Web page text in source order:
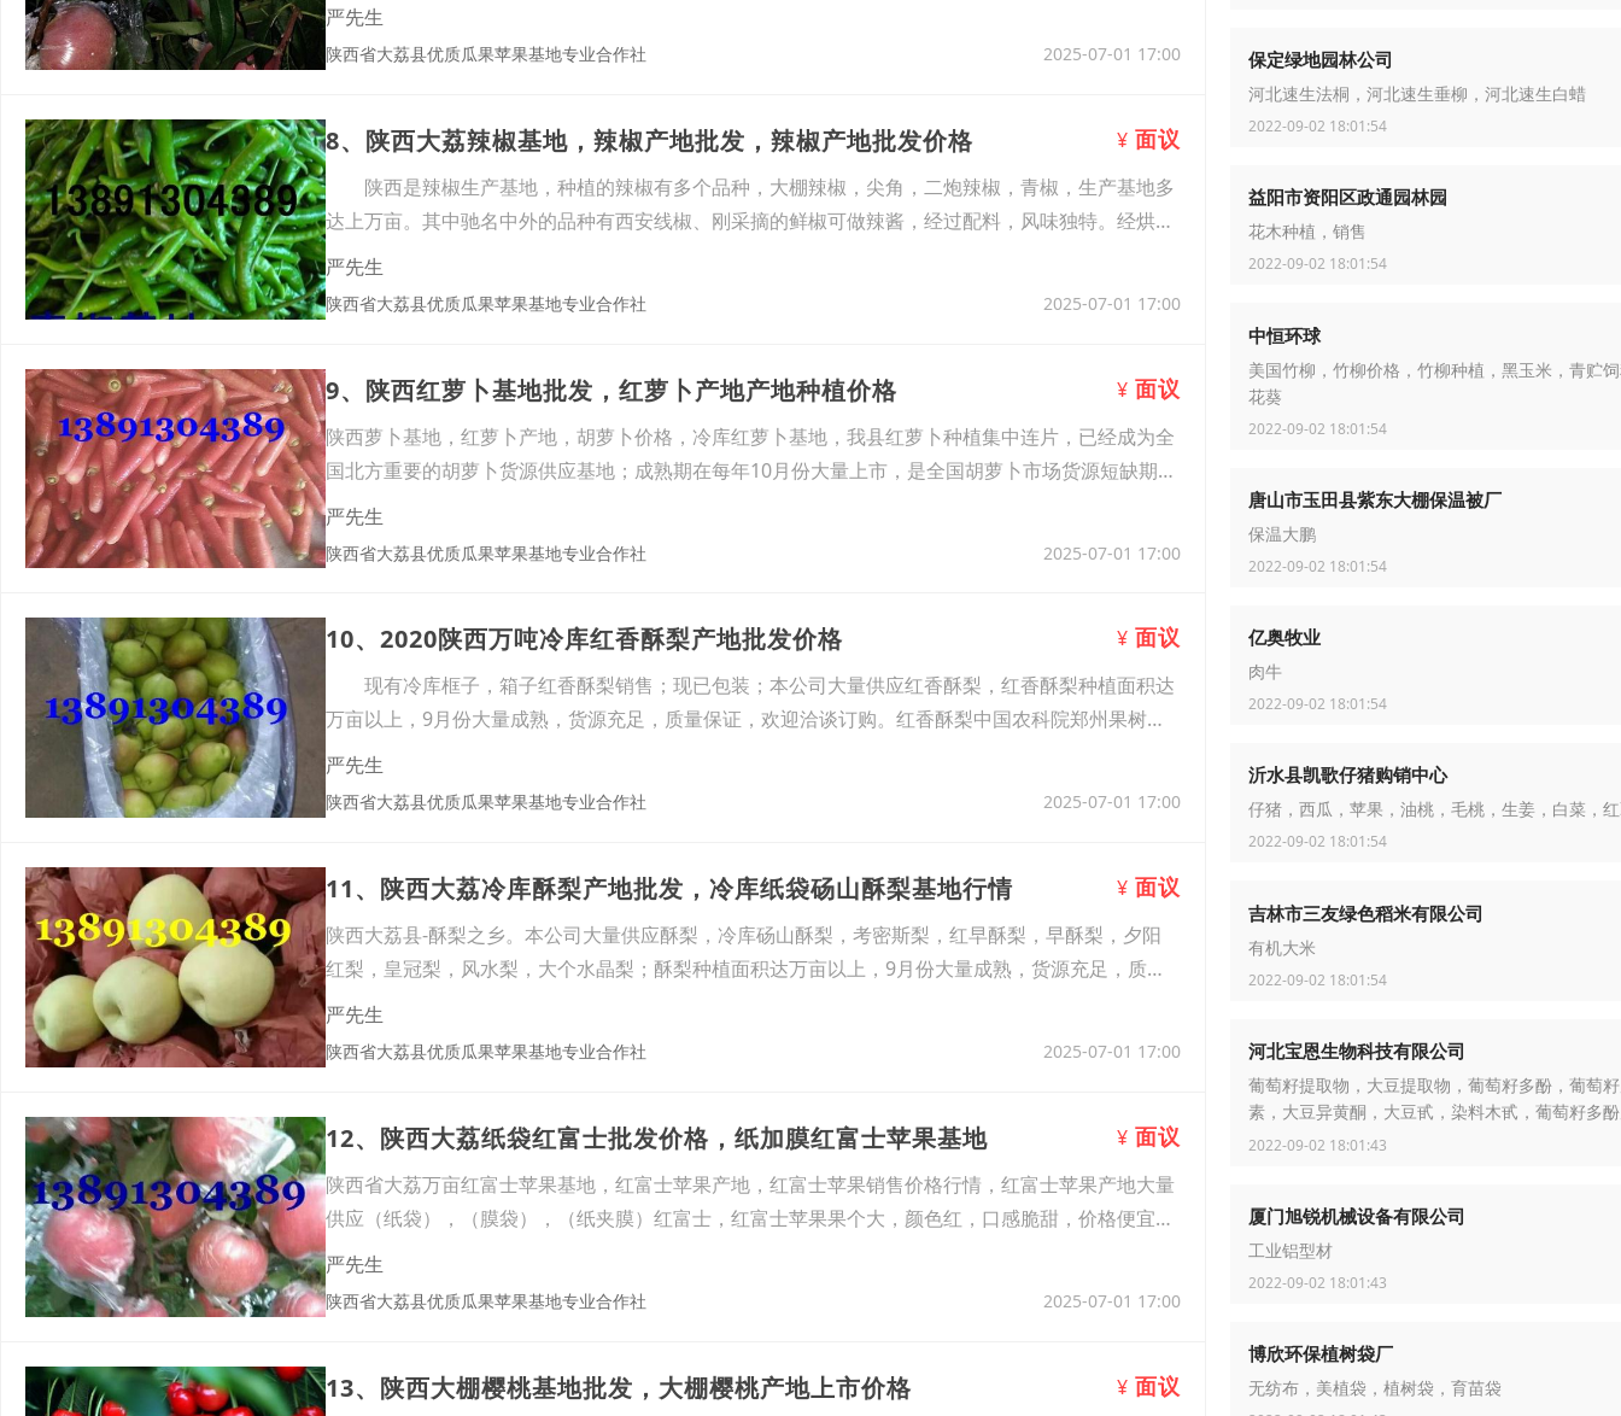
严先生
陕西省大荔县优质瓜果苹果基地专业合作社 2025-07-01 17:00
8、陕西大荔辣椒基地，辣椒产地批发，辣椒产地批发价格 ¥ 面议
陕西是辣椒生产基地，种植的辣椒有多个品种，大棚辣椒，尖角，二炮辣椒，青椒，生产基地多
达上万亩。其中驰名中外的品种有西安线椒、刚采摘的鲜椒可做辣酱，经过配料，风味独特。经烘烤
的辣
严先生
陕西省大荔县优质瓜果苹果基地专业合作社 2025-07-01 17:00
9、陕西红萝卜基地批发，红萝卜产地产地种植价格 ¥ 面议
陕西萝卜基地，红萝卜产地，胡萝卜价格，冷库红萝卜基地，我县红萝卜种植集中连片，已经成为全
国北方重要的胡萝卜货源供应基地；成熟期在每年10月份大量上市，是全国胡萝卜市场货源短缺期。
产
严先生
陕西省大荔县优质瓜果苹果基地专业合作社 2025-07-01 17:00
10、2020陕西万吨冷库红香酥梨产地批发价格 ¥ 面议
现有冷库框子，箱子红香酥梨销售；现已包装；本公司大量供应红香酥梨，红香酥梨种植面积达
万亩以上，9月份大量成熟，货源充足，质量保证，欢迎洽谈订购。红香酥梨中国农科院郑州果树所
以库
严先生
陕西省大荔县优质瓜果苹果基地专业合作社 2025-07-01 17:00
11、陕西大荔冷库酥梨产地批发，冷库纸袋砀山酥梨基地行情 ¥ 面议
陕西大荔县-酥梨之乡。本公司大量供应酥梨，冷库砀山酥梨，考密斯梨，红早酥梨，早酥梨，夕阳
红梨，皇冠梨，风水梨，大个水晶梨；酥梨种植面积达万亩以上，9月份大量成熟，货源充足，质量
保证
严先生
陕西省大荔县优质瓜果苹果基地专业合作社 2025-07-01 17:00
12、陕西大荔纸袋红富士批发价格，纸加膜红富士苹果基地 ¥ 面议
陕西省大荔万亩红富士苹果基地，红富士苹果产地，红富士苹果销售价格行情，红富士苹果产地大量
供应（纸袋），（膜袋），（纸夹膜）红富士，红富士苹果果个大，颜色红，口感脆甜，价格便宜，
质量
严先生
陕西省大荔县优质瓜果苹果基地专业合作社 2025-07-01 17:00
13、陕西大棚樱桃基地批发，大棚樱桃产地上市价格 ¥ 面议
保定绿地园林公司
河北速生法桐，河北速生垂柳，河北速生白蜡
2022-09-02 18:01:54
益阳市资阳区政通园林园
花木种植，销售
2022-09-02 18:01:54
中恒环球
美国竹柳，竹柳价格，竹柳种植，黑玉米，青贮
花葵
2022-09-02 18:01:54
唐山市玉田县紫东大棚保温被厂
保温大鹏
2022-09-02 18:01:54
亿奥牧业
肉牛
2022-09-02 18:01:54
沂水县凯歌仔猪购销中心
仔猪，西瓜，苹果，油桃，毛桃，生姜，白菜，
2022-09-02 18:01:54
吉林市三友绿色稻米有限公司
有机大米
2022-09-02 18:01:54
河北宝恩生物科技有限公司
葡萄籽提取物，大豆提取物，葡萄籽多酚，葡萄
素，大豆异黄酮，大豆甙，染料木甙，葡萄籽多
素，植物提取物工厂，植物提取物厂家，河北宝恩
2022-09-02 18:01:43
厦门旭锐机械设备有限公司
工业铝型材
2022-09-02 18:01:43
博欣环保植树袋厂
无纺布，美植袋，植树袋，育苗袋